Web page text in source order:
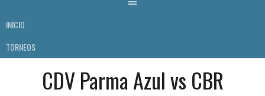
INICIO
TORNEOS
CDV Parma Azul vs CBR